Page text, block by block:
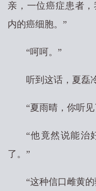
亲，一位癌症患者
内的癌细胞。”
“呵呵。”
听到这话，夏磊
“夏雨晴，你听
“他竟然说能治
了。”
“这种信口雌黄